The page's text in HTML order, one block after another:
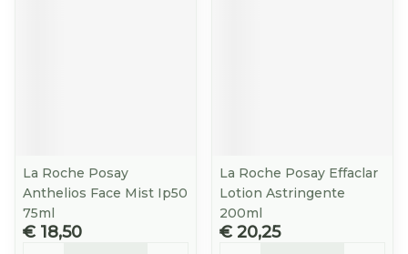
La Roche Posay
Anthelios Face Mist Ip50
75ml
€ 18,50
La Roche Posay Effaclar
Lotion Astringente
200ml
€ 20,25